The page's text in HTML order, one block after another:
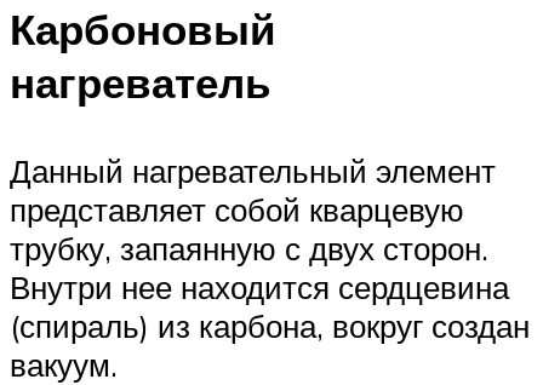
Карбоновый
нагреватель
Данный нагревательный элемент
представляет собой кварцевую
трубку, запаянную с двух сторон.
Внутри нее находится сердцевина
(спираль) из карбона, вокруг создан
вакуум.